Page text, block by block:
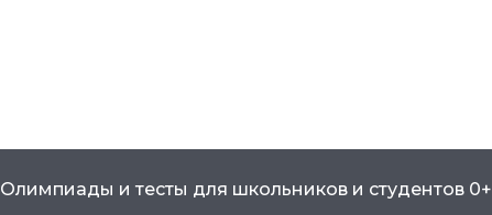
Олимпиады и тесты для школьников и студентов 0+